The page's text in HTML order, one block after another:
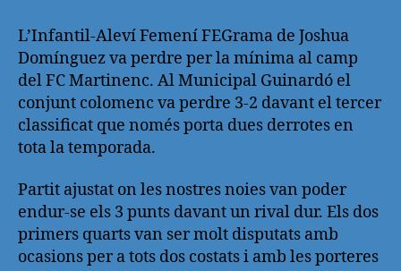
L’Infantil-Aleví Femení FEGrama de Joshua
Domínguez va perdre per la mínima al camp
del FC Martinenc. Al Municipal Guinardó el
conjunt colomenc va perdre 3-2 davant el tercer
classificat que només porta dues derrotes en
tota la temporada.
Partit ajustat on les nostres noies van poder
endur-se els 3 punts davant un rival dur. Els dos
primers quarts van ser molt disputats amb
ocasions per a tots dos costats i amb les porteres